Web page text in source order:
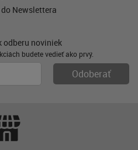
Newslettera
odberu noviniek
budete vedieť ako prvý.